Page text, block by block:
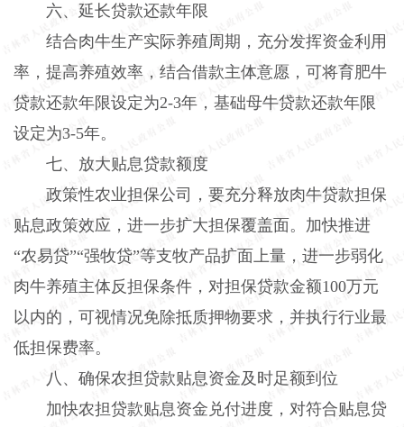
六、延长贷款还款年限
结合肉牛生产实际养殖周期，充分发挥资金利用
率，提高养殖效率，结合借款主体意愿，可将育肥牛
贷款还款年限设定为2-3年，基础母牛贷款还款年限
设定为3-5年。
七、放大贴息贷款额度
政策性农业担保公司，要充分释放肉牛贷款担保
贴息政策效应，进一步扩大担保覆盖面。加快推进
“农易贷”“强牧贷”等支牧产品扩面上量，进一步弱化
肉牛养殖主体反担保条件，对担保贷款金额100万元
以内的，可视情况免除抵质押物要求，并执行行业最
低担保费率。
八、确保农担贷款贴息资金及时足额到位
加快农担贷款贴息资金兑付进度，对符合贴息贷